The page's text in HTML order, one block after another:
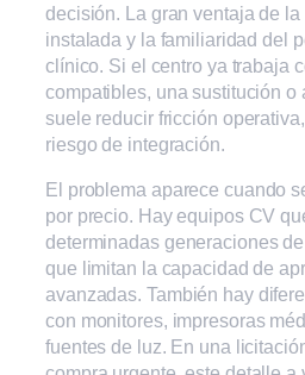
decisión. La gran ventaja de
instalada y la familiaridad del
clínico. Si el centro ya trabaja
compatibles, una sustitución
suele reducir fricción
riesgo de integración.
El problema aparece cuando
por precio. Hay equipos CV
determinadas generaciones
que limitan la capacidad de
avanzadas. También hay
con monitores, impresoras
fuentes de luz. En una